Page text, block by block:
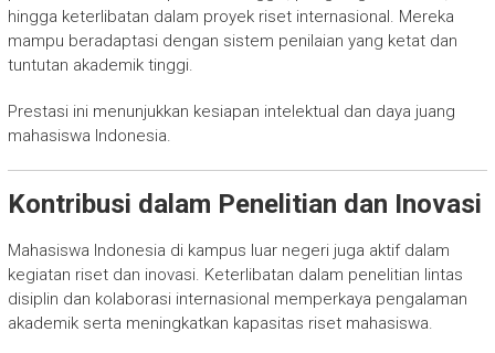
hingga keterlibatan dalam proyek riset internasional. Mereka
mampu beradaptasi dengan sistem penilaian yang ketat dan
tuntutan akademik tinggi.
Prestasi ini menunjukkan kesiapan intelektual dan daya juang
mahasiswa Indonesia.
Kontribusi dalam Penelitian dan Inovasi
Mahasiswa Indonesia di kampus luar negeri juga aktif dalam
kegiatan riset dan inovasi. Keterlibatan dalam penelitian lintas
disiplin dan kolaborasi internasional memperkaya pengalaman
akademik serta meningkatkan kapasitas riset mahasiswa.